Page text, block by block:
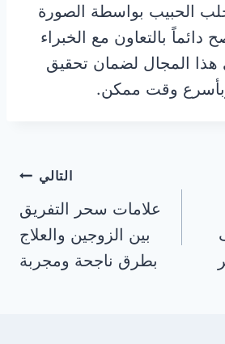
الحبيب بواسطة الصورة
دائماً بالتعاون مع الخبراء
المجال لضمان تحقيق
وبأسرع وقت ممكن.
التالي
علامات سحر التفريق
بين الزوجين والعلاج
بطرق ناجحة ومجربة